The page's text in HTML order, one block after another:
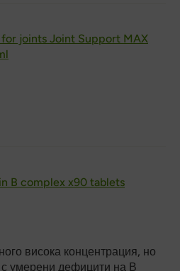
joints Joint Support MAX
B complex x90 tablets
висока концентрация, но
умерени дефицити на В